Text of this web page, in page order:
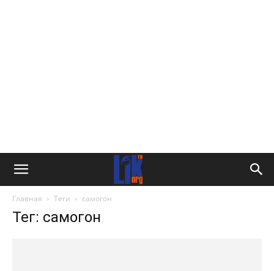
Главная Теги самогон
Тег: самогон